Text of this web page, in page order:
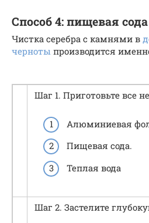
Способ 4: пищевая сода
Чистка серебра с камнями в
черноты производится
Шаг 1. Приготовьте все
Алюминиевая
Пищевая сода.
Теплая вода
Шаг 2. Застелите